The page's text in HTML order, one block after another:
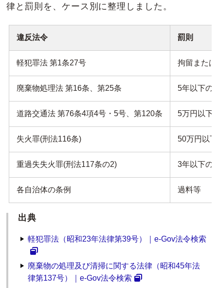
律と罰則を、ケース別に整理しました。
違反法令 罰則
軽犯罪法 第1条27号 拘留また
廃棄物処理法 第16条、第25条 5年以下の
道路交通法 第76条4項4号・5号、第120条 5万円以下
失火罪(刑法116条) 50万円以
重過失失火罪(刑法117条の2) 3年以下の
各自治体の条例 過料等
出典
軽犯罪法（昭和23年法律第39号）｜e-Gov法令検索
廃棄物の処理及び清掃に関する法律（昭和45年法
律第137号）｜e-Gov法令検索